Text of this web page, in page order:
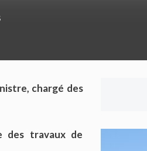
chargé des
des travaux de